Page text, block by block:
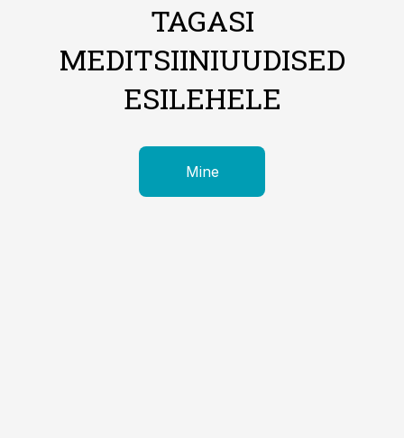
TAGASI
MEDITSIINIUUDISED
ESILEHELE
Mine